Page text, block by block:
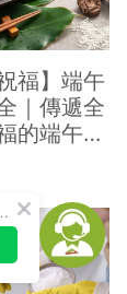
福】端午
｜傳遞全
的端午祝
官方帳號